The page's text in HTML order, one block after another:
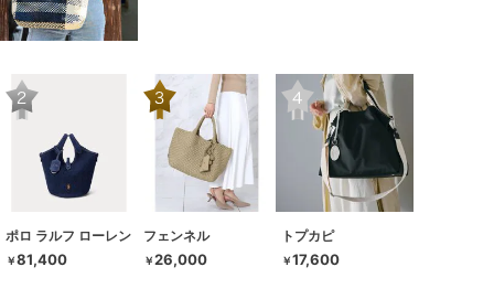
ポロ ラルフ ローレン
￥81,400
フェンネル
￥26,000
トプカピ
￥17,600